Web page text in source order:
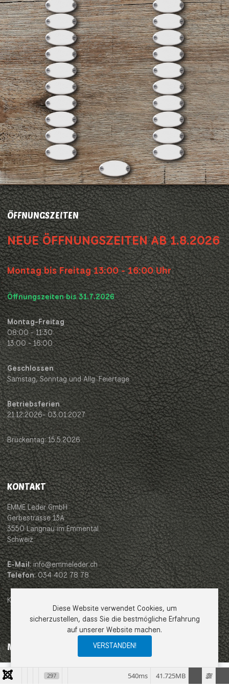
My Wishlist Compare
ÖFFNUNGSZEITEN
NEUE ÖFFNUNGSZEITEN AB 1.8.2026
Montag bis Freitag 13:00 - 16:00 Uhr
Öffnungszeiten bis 31.7.2026
Montag-Freitag
08:00 - 11:30
13:00 - 16:00
Geschlossen
Samstag, Sonntag und Allg. Feiertage
Betriebsferien
21.12.2026- 03.01.2027
Brückentag: 15.5.2026
KONTAKT
EMME Leder GmbH
Gerbestrasse 13A
3550 Langnau im Emmental
Schweiz
E-Mail: info@emmeleder.ch
Telefon: 034 402 78 78
Karte
MENÜ
Diese Website verwendet Cookies, um
sicherzustellen, dass Sie die bestmögliche Erfahrung
auf unserer Website machen.
VERSTANDEN!
297 41.725MB
540ms